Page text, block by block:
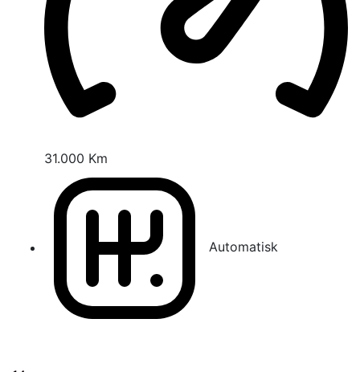
31.000 Km
Automatisk